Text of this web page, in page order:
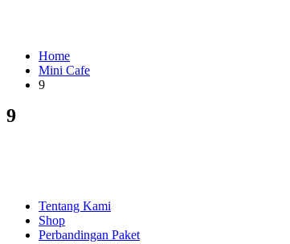
Home
Mini Cafe
9
9
Tentang Kami
Shop
Perbandingan Paket